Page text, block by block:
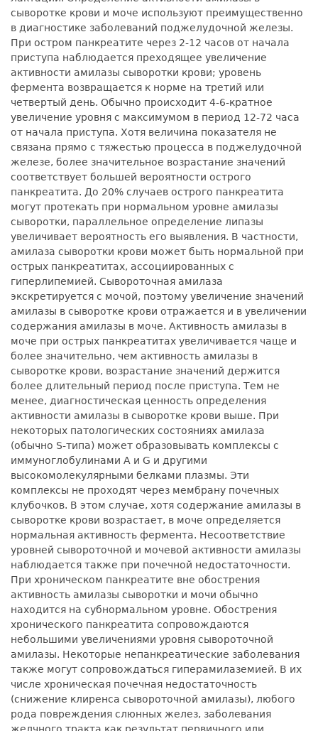
сыворотке крови и моче используют преимущественно
в диагностике заболеваний поджелудочной железы.
При остром панкреатите через 2-12 часов от начала
приступа наблюдается преходящее увеличение
активности амилазы сыворотки крови; уровень
фермента возвращается к норме на третий или
четвертый день. Обычно происходит 4-6-кратное
увеличение уровня с максимумом в период 12-72 часа
от начала приступа. Хотя величина показателя не
связана прямо с тяжестью процесса в поджелудочной
железе, более значительное возрастание значений
соответствует большей вероятности острого
панкреатита. До 20% случаев острого панкреатита
могут протекать при нормальном уровне амилазы
сыворотки, параллельное определение липазы
увеличивает вероятность его выявления. В частности,
амилаза сыворотки крови может быть нормальной при
острых панкреатитах, ассоциированных с
гиперлипемией. Сывороточная амилаза
экскретируется с мочой, поэтому увеличение значений
амилазы в сыворотке крови отражается и в увеличении
содержания амилазы в моче. Активность амилазы в
моче при острых панкреатитах увеличивается чаще и
более значительно, чем активность амилазы в
сыворотке крови, возрастание значений держится
более длительный период после приступа. Тем не
менее, диагностическая ценность определения
активности амилазы в сыворотке крови выше. При
некоторых патологических состояниях амилаза
(обычно S-типа) может образовывать комплексы с
иммуноглобулинами А и G и другими
высокомолекулярными белками плазмы. Эти
комплексы не проходят через мембрану почечных
клубочков. В этом случае, хотя содержание амилазы в
сыворотке крови возрастает, в моче определяется
нормальная активность фермента. Несоответствие
уровней сывороточной и мочевой активности амилазы
наблюдается также при почечной недостаточности.
При хроническом панкреатите вне обострения
активность амилазы сыворотки и мочи обычно
находится на субнормальном уровне. Обострения
хронического панкреатита сопровождаются
небольшими увеличениями уровня сывороточной
амилазы. Некоторые непанкреатические заболевания
также могут сопровождаться гиперамилаземией. В их
числе хроническая почечная недостаточность
(снижение клиренса сывороточной амилазы), любого
рода повреждения слюнных желез, заболевания
желчного тракта как результат первичного или